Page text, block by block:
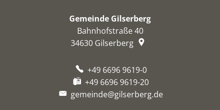
Gemeinde Gilserberg
Bahnhofstraße 40
34630 Gilserberg
+49 6696 9619-0
+49 6696 9619-20
gemeinde@gilserberg.de